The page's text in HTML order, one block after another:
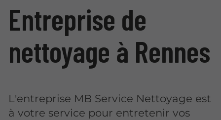
Entreprise de
nettoyage à Rennes
L'entreprise MB Service Nettoyage est
à votre service pour entretenir vos